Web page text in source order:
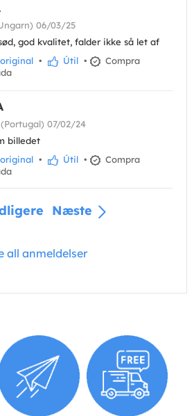
06/03/25
god kvalitet, falder ikke så let af
• Útil •
Compra
07/02/24
billedet
• Útil •
Compra
Næste
all anmeldelser